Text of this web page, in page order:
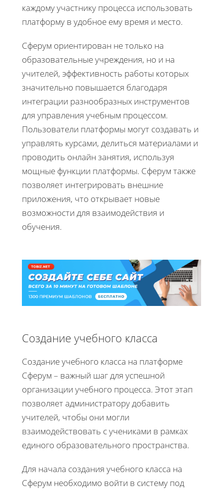
каждому участнику процесса использовать
платформу в удобное ему время и место.
Сферум ориентирован не только на
образовательные учреждения, но и на
учителей, эффективность работы которых
значительно повышается благодаря
интеграции разнообразных инструментов
для управления учебным процессом.
Пользователи платформы могут создавать и
управлять курсами, делиться материалами и
проводить онлайн занятия, используя
мощные функции платформы. Сферум также
позволяет интегрировать внешние
приложения, что открывает новые
возможности для взаимодействия и
обучения.
Создание учебного класса
Создание учебного класса на платформе
Сферум – важный шаг для успешной
организации учебного процесса. Этот этап
позволяет администратору добавить
учителей, чтобы они могли
взаимодействовать с учениками в рамках
единого образовательного пространства.
Для начала создания учебного класса на
Сферум необходимо войти в систему под